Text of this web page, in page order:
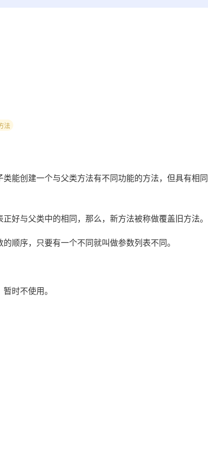
法
创建一个与父类方法有不同功能的方法，但具有相同
与父类中的相同，那么，新方法被称做覆盖旧方法。
序，只要有一个不同就叫做参数列表不同。
时不使用。